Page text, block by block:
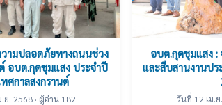
ามปลอดภัยทางถนนช่วง
อบต.กุดชุมแสง ประจำปี
ศกาลสงกรานต์
ย. 2568 · ผู้อ่าน 182
อบต.กุดชุมแสง :
และสืบสานงานป
วันที่ 12 เม.